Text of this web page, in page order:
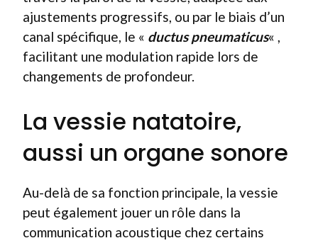
ajustements progressifs, ou par le biais d’un
canal spécifique, le « ductus pneumaticus« ,
facilitant une modulation rapide lors de
changements de profondeur.
La vessie natatoire,
aussi un organe sonore
Au-delà de sa fonction principale, la vessie
peut également jouer un rôle dans la
communication acoustique chez certains